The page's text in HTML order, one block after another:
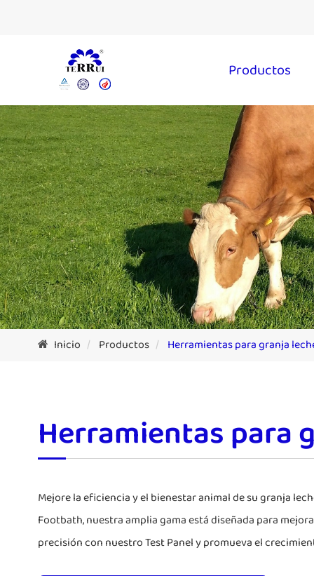
Productos
Inicio Productos Herramientas para granja
Herramientas para
Mejore la eficiencia y el bienestar animal de su granja
Footbath, nuestra amplia gama está diseñada para
precisión con nuestro Test Panel y promueva el